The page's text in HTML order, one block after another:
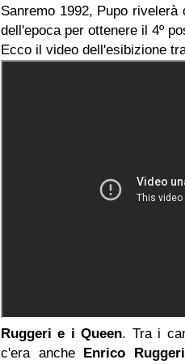
Sanremo 1992, Pupo
dell'epoca per ottenere il 4º
Ecco il video dell'esibizione
Ruggeri e i Queen. Tra i
c'era anche Enrico Ruggeri